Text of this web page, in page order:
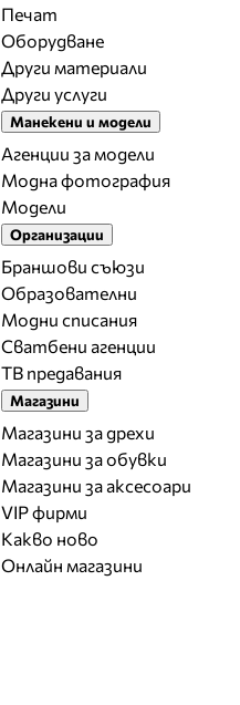
Печат
Оборудване
Други материали
Други услуги
Манекени и модели
Агенции за модели
Модна фотография
Модели
Организации
Браншови съюзи
Образователни
Модни списания
Сватбени агенции
ТВ предавания
Магазини
Магазини за дрехи
Магазини за обувки
Магазини за aксесоари
VIP фирми
Какво ново
Онлайн магазини